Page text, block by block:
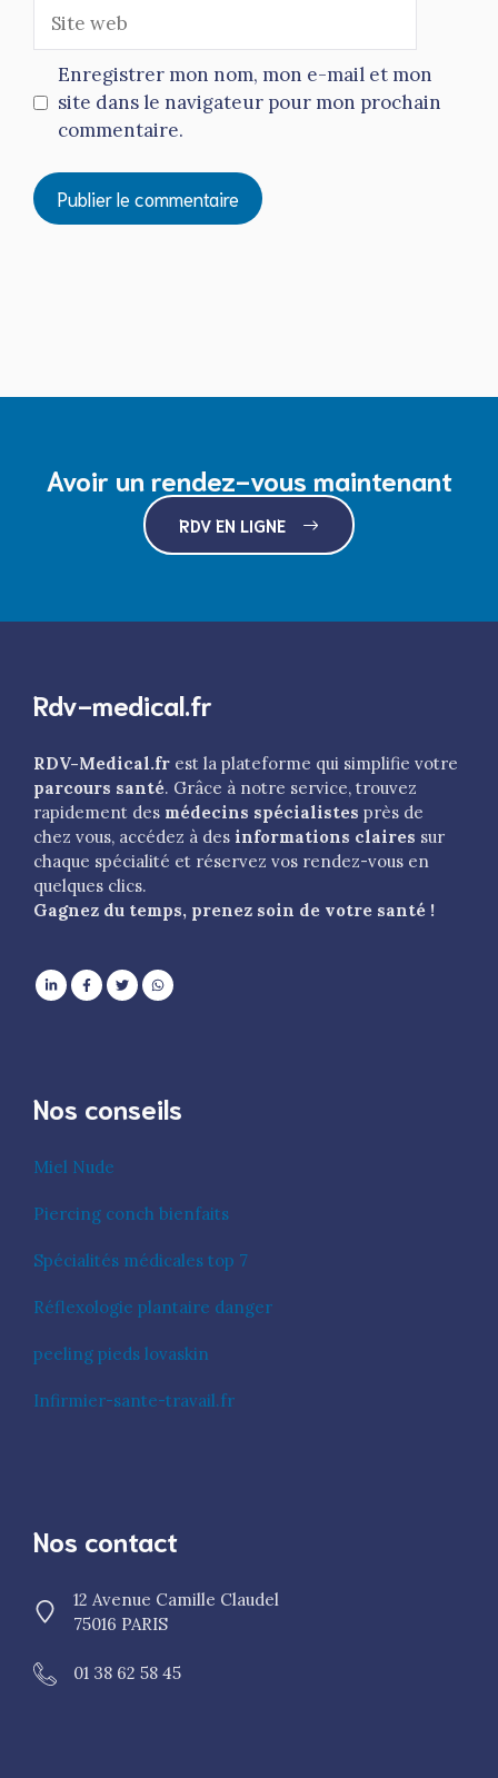
web
Enregistrer mon nom, mon e-mail et mon
site dans le navigateur pour mon prochain
commentaire.
Avoir un rendez-vous maintenant
RDV EN LIGNE
Rdv-medical.fr
RDV-Medical.fr est la plateforme qui simplifie votre
parcours santé. Grâce à notre service, trouvez
rapidement des médecins spécialistes près de
chez vous, accédez à des informations claires sur
chaque spécialité et réservez vos rendez-vous en
quelques clics.
Gagnez du temps, prenez soin de votre santé !
Nos conseils
Miel Nude
Piercing conch bienfaits
Spécialités médicales top 7
Réflexologie plantaire danger
peeling pieds lovaskin
Infirmier-sante-travail.fr
Nos contact
12 Avenue Camille Claudel
75016 PARIS
01 38 62 58 45